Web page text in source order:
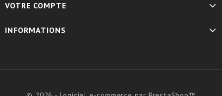
VOTRE COMPTE
INFORMATIONS